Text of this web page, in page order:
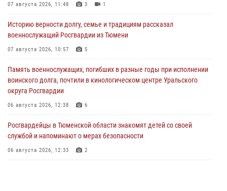
07 августа 2026, 11:48 3 1
Историю верности долгу, семье и традициям рассказал
военнослужащий Росгвардии из Тюмени
07 августа 2026, 10:57 5
Память военнослужащих, погибших в разные годы при исполнении
воинского долга, почтили в кинологическом центре Уральского
округа Росгвардии
06 августа 2026, 12:38 6
Росгвардейцы в Тюменской области знакомят детей со своей
службой и напоминают о мерах безопасности
06 августа 2026, 12:33 2